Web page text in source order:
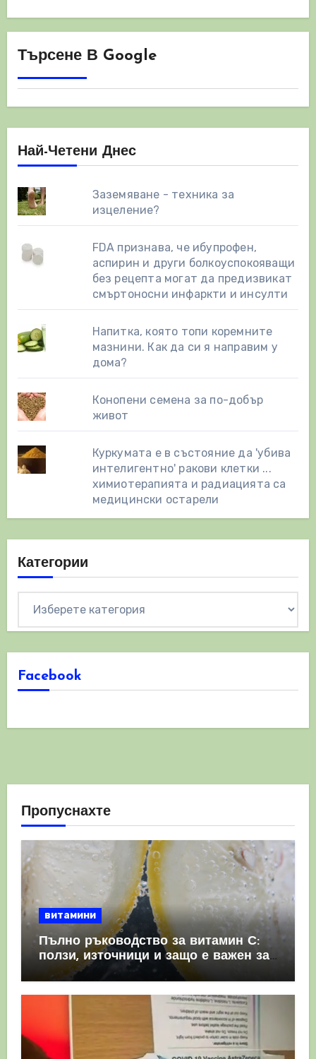
Търсене В Google
Най-Четени Днес
Заземяване - техника за
изцеление?
FDA признава, че ибупрофен,
аспирин и други болкоуспокояващи
без рецепта могат да предизвикат
смъртоносни инфаркти и инсулти
Напитка, която топи коремните
мазнини. Как да си я направим у
дома?
Конопени семена за по-добър
живот
Куркумата е в състояние да 'убива
интелигентно' ракови клетки ...
химиотерапията и радиацията са
медицински остарели
Категории
Facebook
Пропуснахте
витамини
Пълно ръководство за витамин С:
ползи, източници и защо е важен за
имунната система